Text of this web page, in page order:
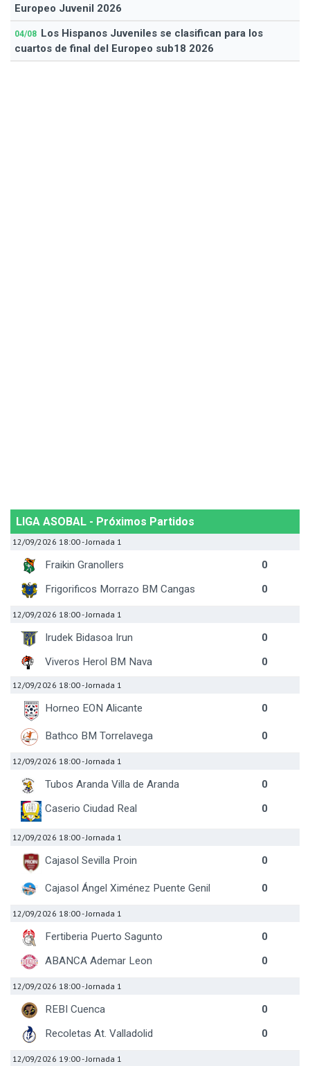
Europeo Juvenil 2026
04/08 Los Hispanos Juveniles se clasifican para los
cuartos de final del Europeo sub18 2026
LIGA ASOBAL - Próximos Partidos
12/09/2026 18:00- Jornada 1
Fraikin Granollers
0
Frigorificos Morrazo BM Cangas
0
12/09/2026 18:00- Jornada 1
Irudek Bidasoa Irun
0
Viveros Herol BM Nava
0
12/09/2026 18:00- Jornada 1
Horneo EON Alicante 0
Bathco BM Torrelavega 0
12/09/2026 18:00- Jornada 1
Tubos Aranda Villa de Aranda
0
Caserio Ciudad Real
0
12/09/2026 18:00- Jornada 1
Cajasol Sevilla Proin 0
Cajasol Ángel Ximénez Puente Genil 0
12/09/2026 18:00- Jornada 1
Fertiberia Puerto Sagunto
0
ABANCA Ademar Leon
0
12/09/2026 18:00- Jornada 1
REBI Cuenca
0
Recoletas At. Valladolid
0
12/09/2026 19:00- Jornada 1